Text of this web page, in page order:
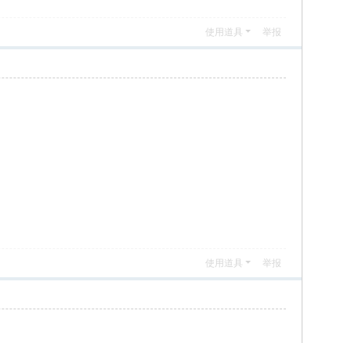
使用道具 举报
使用道具 举报